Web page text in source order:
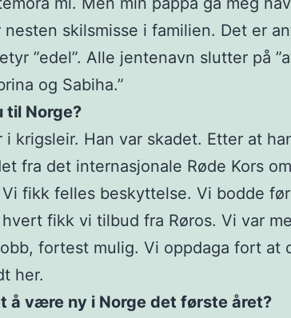
nesten skilsmisse i familien. Det er
”edel”. Alle jentenavn slutter på
og Sabiha.”
til Norge?
i krigsleir. Han var skadet. Etter at
fra det internasjonale Røde Kors
fikk felles beskyttelse. Vi bodde
fikk vi tilbud fra Røros. Vi var
fortest mulig. Vi oppdaga fort at
her.
å være ny i Norge det første året?